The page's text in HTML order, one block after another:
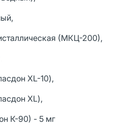
(МКЦ-200),
XL-10),
XL),
К-90) - 5 мг